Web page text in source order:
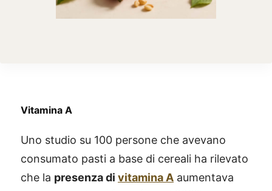
Vitamina A
Uno studio su 100 persone che avevano
consumato pasti a base di cereali ha rilevato
che la presenza di vitamina A aumentava